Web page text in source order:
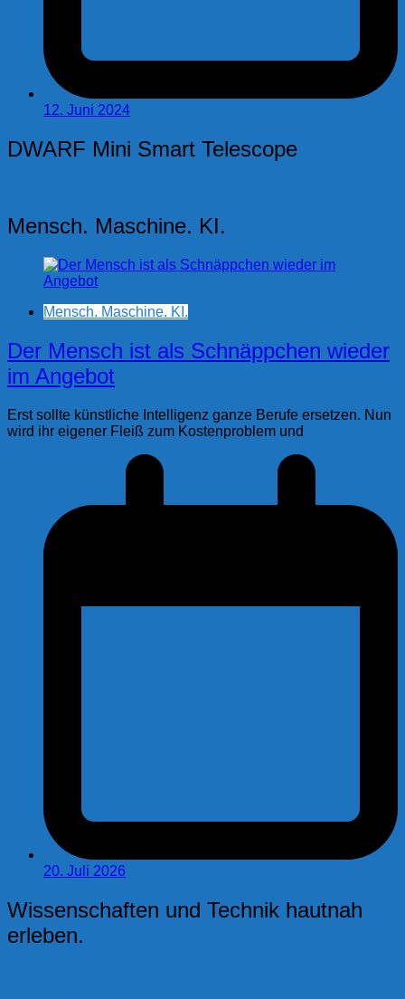
12. Juni 2024
DWARF Mini Smart Telescope
Mensch. Maschine. KI.
Mensch. Maschine. KI.
Der Mensch ist als Schnäppchen wieder
im Angebot
Erst sollte künstliche Intelligenz ganze Berufe ersetzen. Nun
wird ihr eigener Fleiß zum Kostenproblem und
20. Juli 2026
Wissenschaften und Technik hautnah
erleben.